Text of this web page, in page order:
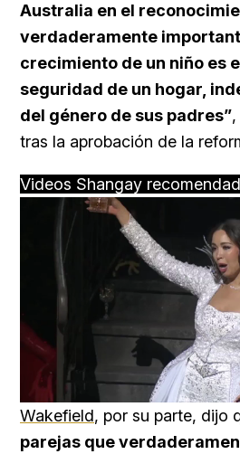
Australia en el
verdaderamente
crecimiento de un niño es
seguridad de un hogar,
del género de sus padres”
tras la aprobación de la
Videos Shangay
Unmute Loaded:
25.99%
Wakefield, por su parte, dijo
parejas que